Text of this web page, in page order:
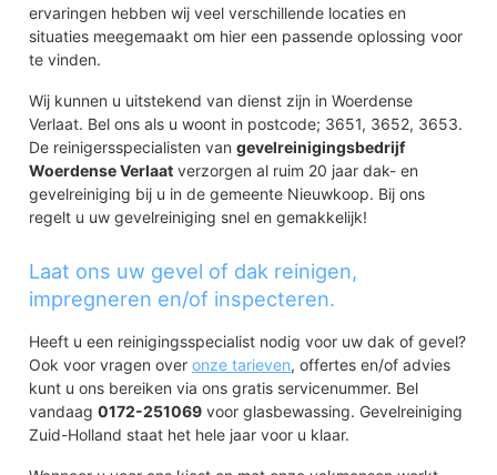
ervaringen hebben wij veel verschillende locaties en
situaties meegemaakt om hier een passende oplossing voor
te vinden.
Wij kunnen u uitstekend van dienst zijn in Woerdense
Verlaat. Bel ons als u woont in postcode; 3651, 3652, 3653.
De reinigersspecialisten vangevelreinigingsbedrijf
Woerdense Verlaat verzorgen al ruim 20 jaar dak- en
gevelreiniging bij u in de gemeente Nieuwkoop. Bij ons
regelt u uw gevelreiniging snel en gemakkelijk!
Laat ons uw gevel of dak reinigen,
impregneren en/of inspecteren.
Heeft u een reinigingsspecialist nodig voor uw dak of gevel?
Ook voor vragen overonze tarieven, offertes en/of advies
kunt u ons bereiken via ons gratis servicenummer. Bel
vandaag0172-251069 voor glasbewassing. Gevelreiniging
Zuid-Holland staat het hele jaar voor u klaar.